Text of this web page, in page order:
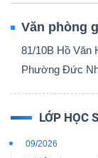
Văn phòng
81/10B Hồ Văn
Phường Đức
LỚP HỌC
09/2026